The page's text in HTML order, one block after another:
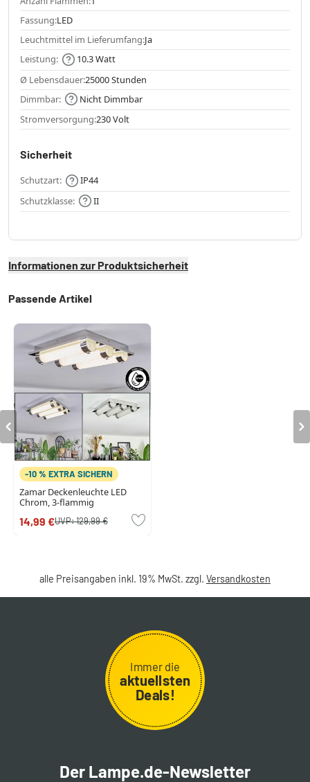
Fassung:LED
Leuchtmittel im Lieferumfang:Ja
Leistung:
10.3 Watt
Ø Lebensdauer:25000 Stunden
Dimmbar:
Nicht Dimmbar
Stromversorgung:230 Volt
Sicherheit
Schutzart:
IP44
Schutzklasse:
II
Informationen zur Produktsicherheit
Passende Artikel
-10 % EXTRA SICHERN
Zamar Deckenleuchte LED
Chrom, 3-flammig
14,99 €UVP:129,99 €
alle Preisangaben inkl. 19% MwSt. zzgl. Versandkosten
Immer die
aktuellsten
Deals!
Der Lampe.de-Newsletter